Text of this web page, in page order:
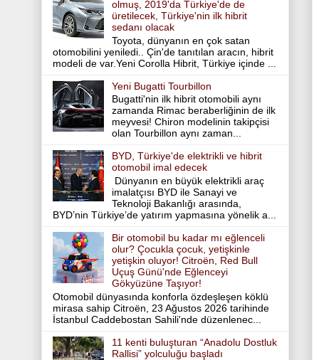
olmuş, 2019'da Türkiye'de de
üretilecek, Türkiye'nin ilk hibrit
sedanı olacak
Toyota, dünyanın en çok satan
otomobilini yeniledi.. Çin'de tanıtılan aracın, hibrit
modeli de var.Yeni Corolla Hibrit, Türkiye içinde ...
Yeni Bugatti Tourbillon
Bugatti'nin ilk hibrit otomobili aynı
zamanda Rimac beraberliğinin de ilk
meyvesi! Chiron modelinin takipçisi
olan Tourbillon aynı zaman...
BYD, Türkiye'de elektrikli ve hibrit
otomobil imal edecek
Dünyanın en büyük elektrikli araç
imalatçısı BYD ile Sanayi ve
Teknoloji Bakanlığı arasında,
BYD’nin Türkiye’de yatırım yapmasına yönelik a...
Bir otomobil bu kadar mı eğlenceli
olur? Çocukla çocuk, yetişkinle
yetişkin oluyor! Citroën, Red Bull
Uçuş Günü'nde Eğlenceyi
Gökyüzüne Taşıyor!
Otomobil dünyasında konforla özdeşleşen köklü
mirasa sahip Citroën, 23 Ağustos 2026 tarihinde
İstanbul Caddebostan Sahili'nde düzenlenec...
11 kenti buluşturan “Anadolu Dostluk
Rallisi” yolculuğu başladı